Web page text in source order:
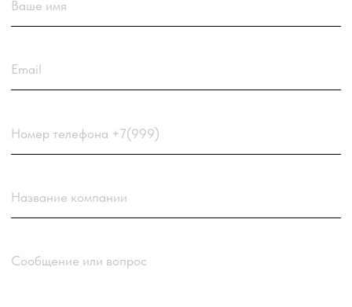
Нажимая кнопку “Отправить заявку”
Отправить заявку